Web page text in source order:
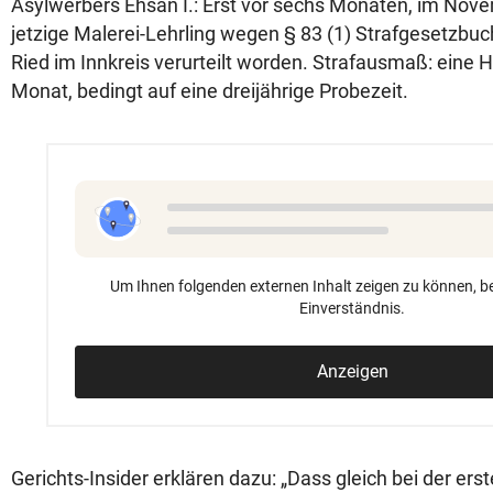
Asylwerbers Ehsan I.: Erst vor sechs Monaten, im
jetzige Malerei-Lehrling wegen § 83 (1)
Ried im Innkreis verurteilt worden. Strafausmaß: eine
Monat, bedingt auf eine dreijährige Probezeit.
Um Ihnen folgenden externen Inhalt zeigen zu können,
Einverständnis.
Anzeigen
Gerichts-Insider erklären dazu: „Dass gleich bei der